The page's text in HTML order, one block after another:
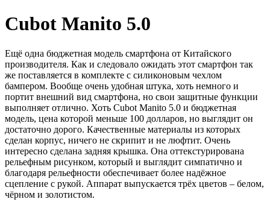
Cubot Manito 5.0
Ещё одна бюджетная модель смартфона от Китайского
производителя. Как и следовало ожидать этот смартфон так
же поставляется в комплекте с силиконовым чехлом
бампером. Вообще очень удобная штука, хоть немного и
портит внешний вид смартфона, но свои защитные функции
выполняет отлично. Хоть Cubot Manito 5.0 и бюджетная
модель, цена которой меньше 100 долларов, но выглядит он
достаточно дорого. Качественные материалы из которых
сделан корпус, ничего не скрипит и не люфтит. Очень
интересно сделана задняя крышка. Она оттекстурирована
рельефным рисунком, который и выглядит симпатично и
благодаря рельефности обеспечивает более надёжное
сцепление с рукой. Аппарат выпускается трёх цветов – белом,
чёрном и золотистом.